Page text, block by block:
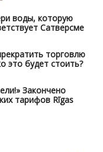
воды, которую
Сатверсме
торговлю
это будет стоить?
Закончено
тарифов Rīgas